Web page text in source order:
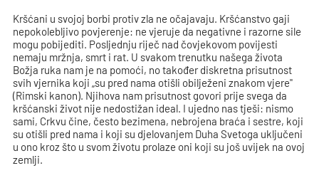
Kršćani u svojoj borbi protiv zla ne očajavaju. Kršćanstvo gaji
nepokolebljivo povjerenje: ne vjeruje da negativne i razorne sile
mogu pobijediti. Posljednju riječ nad čovjekovom povijesti
nemaju mržnja, smrt i rat. U svakom trenutku našega života
Božja ruka nam je na pomoći, no također diskretna prisutnost
svih vjernika koji „su pred nama otišli obilježeni znakom vjere"
(Rimski kanon). Njihova nam prisutnost govori prije svega da
kršćanski život nije nedostižan ideal. I ujedno nas tješi: nismo
sami, Crkvu čine, često bezimena, nebrojena braća i sestre, koji
su otišli pred nama i koji su djelovanjem Duha Svetoga uključeni
u ono kroz što u svom životu prolaze oni koji su još uvijek na ovoj
zemlji.